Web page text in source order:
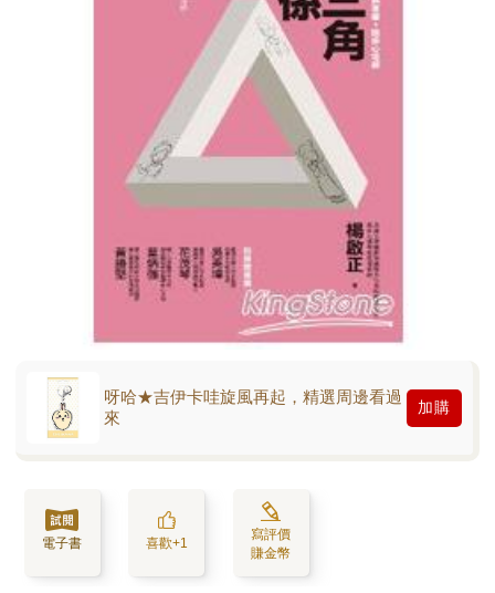
呀哈★吉伊卡哇旋風再起，精選周邊看過
來
加購
電子書 喜歡+1
寫評價
賺金幣